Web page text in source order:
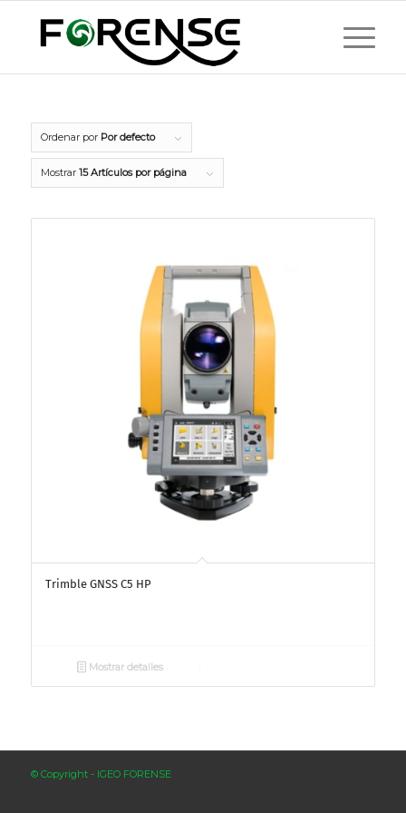
Ordenar por Por defecto
Mostrar 15 Artículos por página
Trimble GNSS C5 HP
Mostrar detalles
© Copyright - IGEO FORENSE